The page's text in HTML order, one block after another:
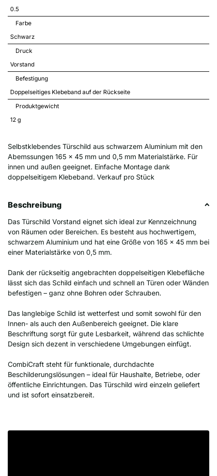
0.5
Farbe
Schwarz
Druck
Vorstand
Befestigung
Doppelseitiges Klebeband auf der Rückseite
Produktgewicht
12 g
Selbstklebendes Türschild aus schwarzem Aluminium mit den
Abemssungen 165 x 45 mm und 0,5 mm Materialstärke. Für
innen und außen geeignet. Einfache Montage dank
doppelseitigem Klebeband. Verkauf pro Stück
Beschreibung
Das Türschild Vorstand eignet sich ideal zur Kennzeichnung
von Räumen oder Bereichen. Es besteht aus hochwertigem,
schwarzem Aluminium und hat eine Größe von 165 x 45 mm bei
einer Materialstärke von 0,5 mm.
Dank der rückseitig angebrachten doppelseitigen Klebefläche
lässt sich das Schild einfach und schnell an Türen oder Wänden
befestigen – ganz ohne Bohren oder Schrauben.
Das langlebige Schild ist wetterfest und somit sowohl für den
Innen- als auch den Außenbereich geeignet. Die klare
Beschriftung sorgt für gute Lesbarkeit, während das schlichte
Design sich dezent in verschiedene Umgebungen einfügt.
CombiCraft steht für funktionale, durchdachte
Beschilderungslösungen – ideal für Haushalte, Betriebe, oder
öffentliche Einrichtungen. Das Türschild wird einzeln geliefert
und ist sofort einsatzbereit.